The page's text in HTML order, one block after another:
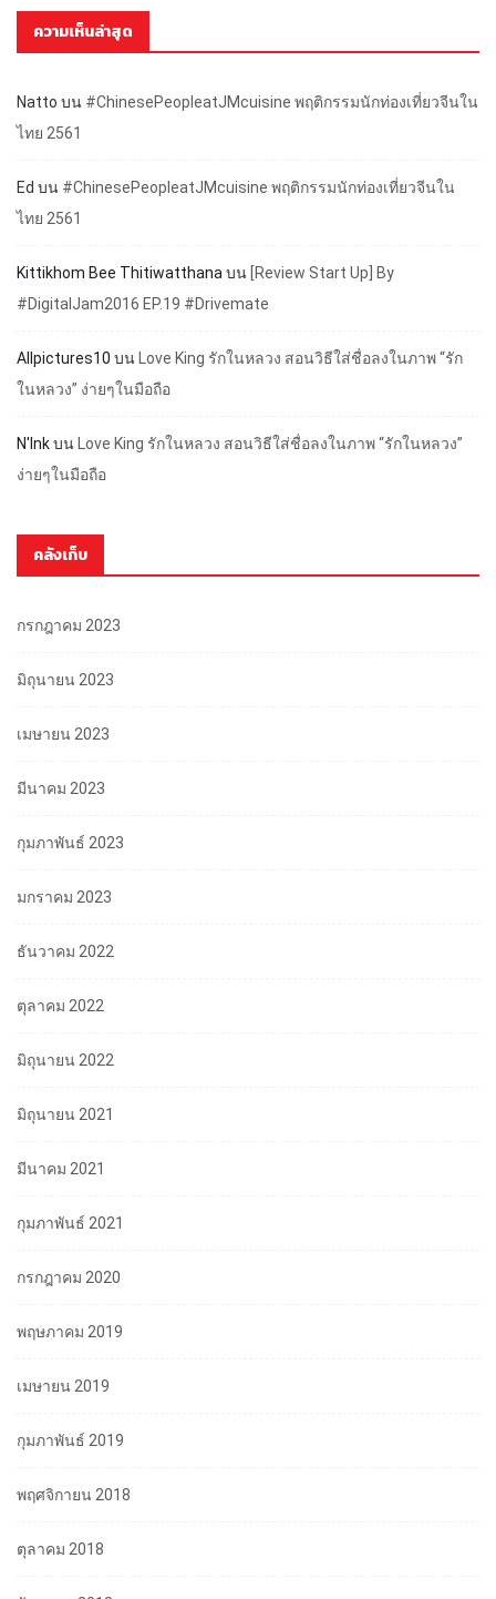
ความเห็นล่าสุด
Natto บน #ChinesePeopleatJMcuisine พฤติกรรมนักท่องเที่ยวจีนใน
ไทย 2561
Ed บน #ChinesePeopleatJMcuisine พฤติกรรมนักท่องเที่ยวจีนใน
ไทย 2561
Kittikhom Bee Thitiwatthana บน [Review Start Up] By
#DigitalJam2016 EP.19 #Drivemate
Allpictures10 บน
Love King รักในหลวง สอนวิธีใส่ชื่อลงในภาพ “รัก
ในหลวง” ง่ายๆในมือถือ
N'Inkบน
Love King รักในหลวง สอนวิธีใส่ชื่อลงในภาพ “รักในหลวง”
ง่ายๆในมือถือ
คลังเก็บ
กรกฎาคม 2023
มิถุนายน 2023
เมษายน 2023
มีนาคม 2023
กุมภาพันธ์ 2023
มกราคม 2023
ธันวาคม 2022
ตุลาคม 2022
มิถุนายน 2022
มิถุนายน 2021
มีนาคม 2021
กุมภาพันธ์ 2021
กรกฎาคม 2020
พฤษภาคม 2019
เมษายน 2019
กุมภาพันธ์ 2019
พฤศจิกายน 2018
ตุลาคม 2018